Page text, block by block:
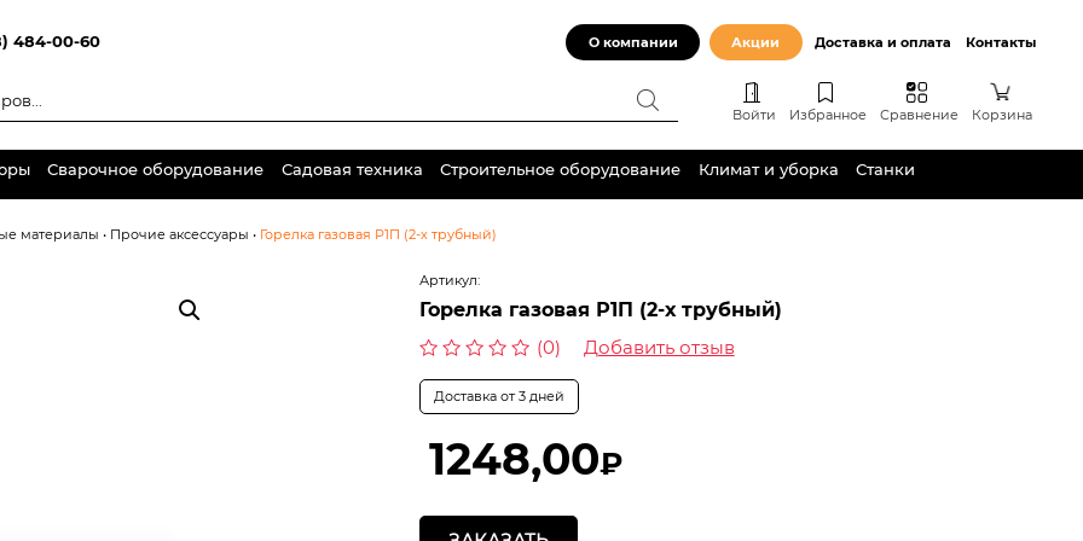
484-00-60 О компании Акции Доставка и оплата Контакты
Войти Избранное Сравнение Корзина
Сварочное оборудование Садовая техника Строительное оборудование Климат и уборка Станки
материалы • Прочие аксессуары • Горелка газовая Р1П (2-х трубный)
Артикул:
Горелка газовая Р1П (2-х трубный)
0
из
(0) Добавить отзыв
Доставка от 3 дней
1248,00₽